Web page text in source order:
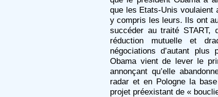
que les Etats-Unis voulaient
y compris les leurs. Ils ont
succéder au traité START,
réduction mutuelle et
négociations d’autant plus
Obama vient de lever le
annonçant qu’elle
radar et en Pologne la
projet préexistant de «